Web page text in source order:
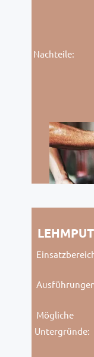
Nachteile:
Mögliche
Untergründe: